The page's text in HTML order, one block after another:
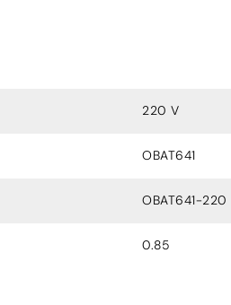
220 V
OBAT641
OBAT641-220
0.85